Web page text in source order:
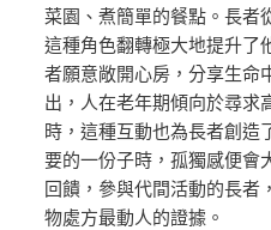
菜園、煮簡單的餐點。長者
這種角色翻轉極大地提升了
者願意敞開心房，分享生命
出，人在老年期傾向於尋求
時，這種互動也為長者創造
要的一份子時，孤獨感便會
回饋，參與代間活動的長者
物處方最動人的證據。